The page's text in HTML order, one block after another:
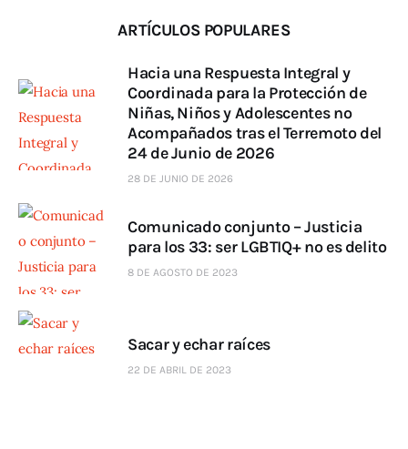
ARTÍCULOS POPULARES
Hacia una Respuesta Integral y
Coordinada para la Protección de
Niñas, Niños y Adolescentes no
Acompañados tras el Terremoto del
24 de Junio de 2026
28 DE JUNIO DE 2026
Comunicado conjunto – Justicia
para los 33: ser LGBTIQ+ no es delito
8 DE AGOSTO DE 2023
Sacar y echar raíces
22 DE ABRIL DE 2023